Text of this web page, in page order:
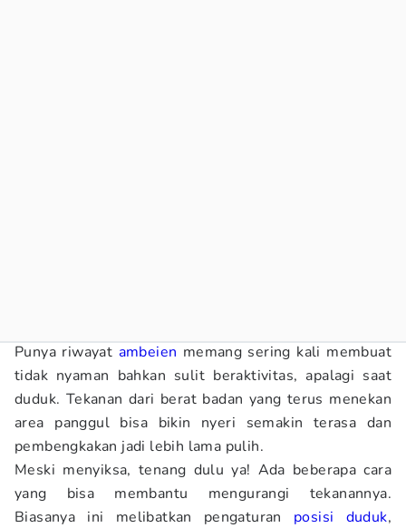
Punya riwayat ambeien memang sering kali membuat
tidak nyaman bahkan sulit beraktivitas, apalagi saat
duduk. Tekanan dari berat badan yang terus menekan
area panggul bisa bikin nyeri semakin terasa dan
pembengkakan jadi lebih lama pulih.
Meski menyiksa, tenang dulu ya! Ada beberapa cara
yang bisa membantu mengurangi tekanannya.
Biasanya ini melibatkan pengaturan posisi duduk,